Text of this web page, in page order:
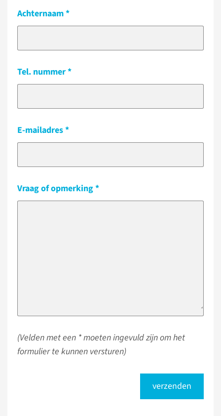
Achternaam
Tel. nummer
E-mailadres
Vraag of opmerking
(Velden met een * moeten ingevuld zijn om het
formulier te kunnen versturen)
verzenden